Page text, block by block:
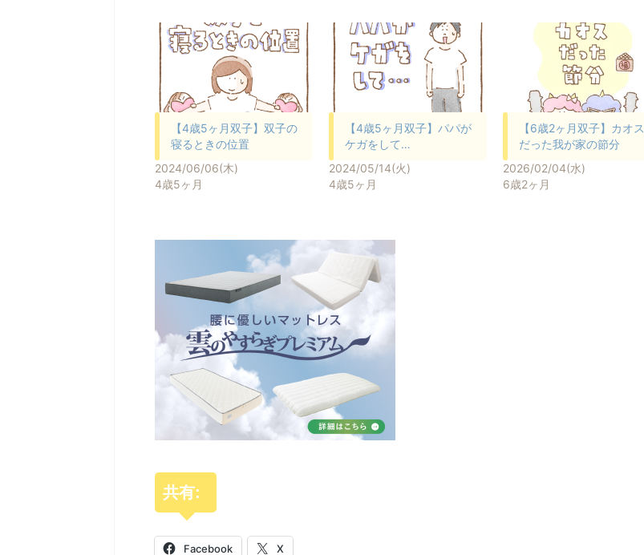
【4歳5ヶ月双子】双子の
寝るときの位置
2024/06/06(木)
4歳5ヶ月
【4歳5ヶ月双子】パパが
ケガをして…
2024/05/14(火)
4歳5ヶ月
【6歳2ヶ月双子】カオス
だった我が家の節分
2026/02/04(水)
6歳2ヶ月
共有:
Facebook X